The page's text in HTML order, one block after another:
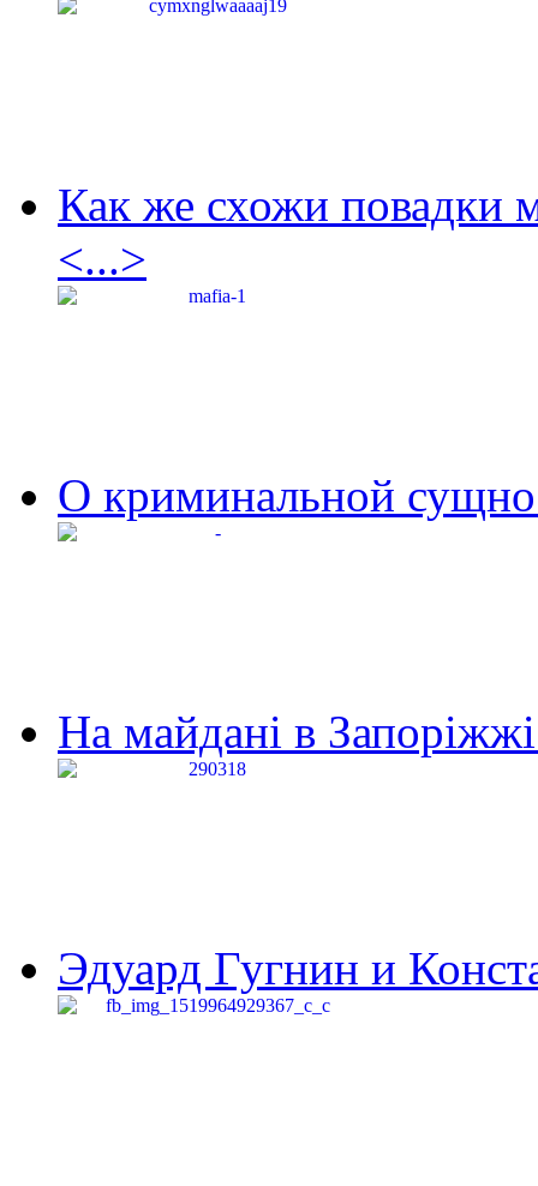
Как же схожи повадки
<...>
О криминальной
На майдані в
Эдуард Гугнин и